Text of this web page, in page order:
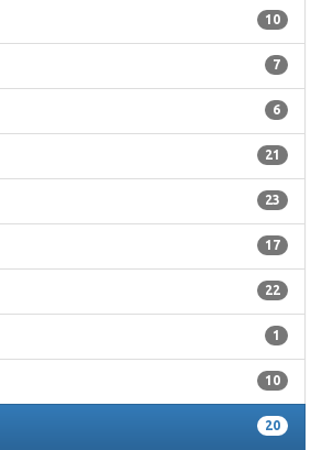
10
7
6
21
23
17
22
1
10
20